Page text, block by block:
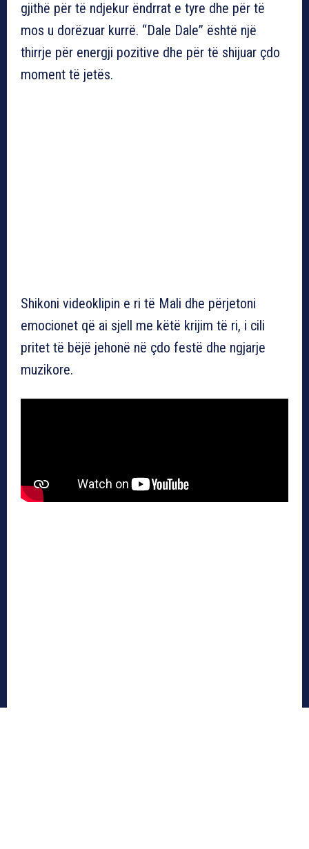
gjithë për të ndjekur ëndrrat e tyre dhe për të
mos u dorëzuar kurrë. “Dale Dale” është një
thirrje për energji pozitive dhe për të shijuar çdo
moment të jetës.
Shikoni videoklipin e ri të Mali dhe përjetoni
emocionet që ai sjell me këtë krijim të ri, i cili
pritet të bëjë jehonë në çdo festë dhe ngjarje
muzikore.